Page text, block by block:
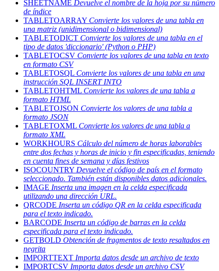
SHEETNAME Devuelve el nombre de la hoja por su número
de índice
TABLETOARRAY Convierte los valores de una tabla en
una matriz (unidimensional o bidimensional)
TABLETODICT Convierte los valores de una tabla en el
tipo de datos 'diccionario' (Python o PHP)
TABLETOCSV Convierte los valores de una tabla en texto
en formato CSV
TABLETOSQL Convierte los valores de una tabla en una
instrucción SQL INSERT INTO
TABLETOHTML Convierte los valores de una tabla a
formato HTML
TABLETOJSON Convierte los valores de una tabla a
formato JSON
TABLETOXML Convierte los valores de una tabla a
formato XML
WORKHOURS Cálculo del número de horas laborables
entre dos fechas y horas de inicio y fin especificadas, teniendo
en cuenta fines de semana y días festivos
ISOCOUNTRY Devuelve el código de país en el formato
seleccionado. También están disponibles datos adicionales.
IMAGE Inserta una imagen en la celda especificada
utilizando una dirección URL.
QRCODE Inserta un código QR en la celda especificada
para el texto indicado.
BARCODE Inserta un código de barras en la celda
especificada para el texto indicado.
GETBOLD Obtención de fragmentos de texto resaltados en
negrita
IMPORTTEXT Importa datos desde un archivo de texto
IMPORTCSV Importa datos desde un archivo CSV